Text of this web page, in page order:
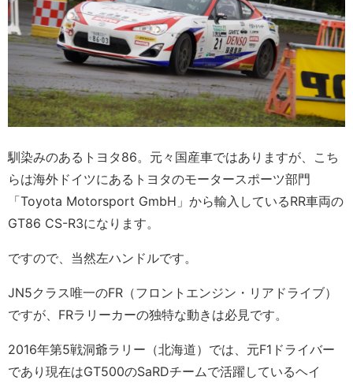
馴染みのあるトヨタ86。元々国産車ではありますが、こち
らは海外ドイツにあるトヨタのモータースポーツ部門
「Toyota Motorsport GmbH」から輸入しているRR車両の
GT86 CS-R3になります。
ですので、当然左ハンドルです。
JN5クラス唯一のFR（フロントエンジン・リアドライブ）
ですが、FRラリーカーの独特な動きは必見です。
2016年第5戦洞爺ラリー（北海道）では、元F1ドライバー
であり現在はGT500のSaRDチームで活躍しているヘイ